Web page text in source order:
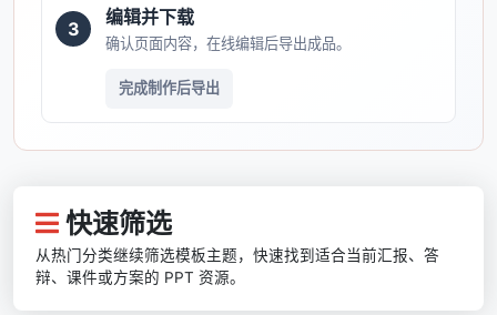
3
编辑并下载
确认页面内容，在线编辑后导出成品。
完成制作后导出
快速筛选
从热门分类继续筛选模板主题，快速找到适合当前汇报、答
辩、课件或方案的 PPT 资源。